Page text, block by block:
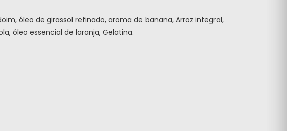
óleo de girassol refinado, aroma de banana, Arroz integral,
óleo essencial de laranja, Gelatina.